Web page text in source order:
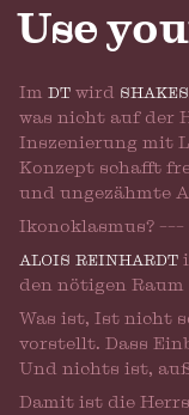
Use
Im dt wird
was nicht auf der
Inszenierung mit
Konzept schafft
und ungezähmte
Ikonoklasmus?
alois reinhardt
den nötigen Raum
Was ist, Ist nicht
vorstellt. Dass
Und nichts ist,
Damit ist die